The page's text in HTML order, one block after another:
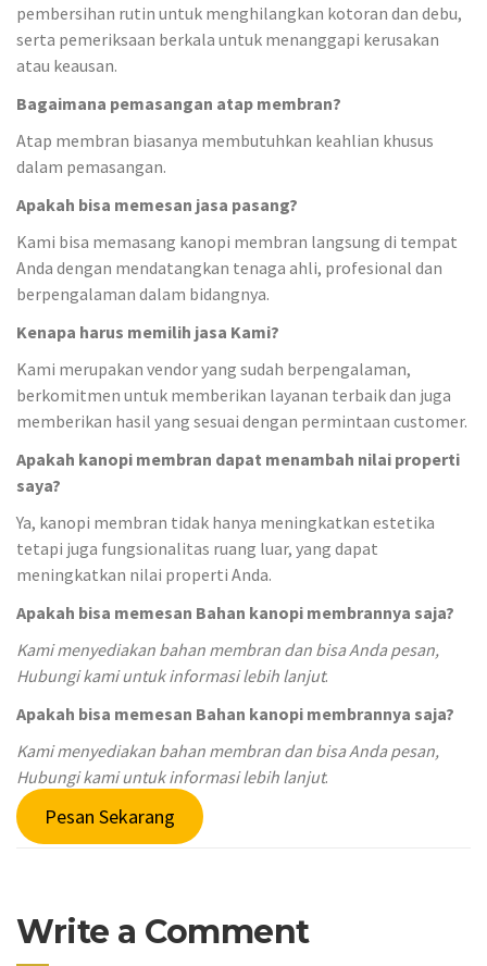
pembersihan rutin untuk menghilangkan kotoran dan debu,
serta pemeriksaan berkala untuk menanggapi kerusakan
atau keausan.
Bagaimana pemasangan atap membran?
Atap membran biasanya membutuhkan keahlian khusus
dalam pemasangan.
Apakah bisa memesan jasa pasang?
Kami bisa memasang kanopi membran langsung di tempat
Anda dengan mendatangkan tenaga ahli, profesional dan
berpengalaman dalam bidangnya.
Kenapa harus memilih jasa Kami?
Kami merupakan vendor yang sudah berpengalaman,
berkomitmen untuk memberikan layanan terbaik dan juga
memberikan hasil yang sesuai dengan permintaan customer.
Apakah kanopi membran dapat menambah nilai properti
saya?
Ya, kanopi membran tidak hanya meningkatkan estetika
tetapi juga fungsionalitas ruang luar, yang dapat
meningkatkan nilai properti Anda.
Apakah bisa memesan Bahan kanopi membrannya saja?
Kami menyediakan bahan membran dan bisa Anda pesan,
Hubungi kami untuk informasi lebih lanjut.
Apakah bisa memesan Bahan kanopi membrannya saja?
Kami menyediakan bahan membran dan bisa Anda pesan,
Hubungi kami untuk informasi lebih lanjut.
Pesan Sekarang
Write a Comment